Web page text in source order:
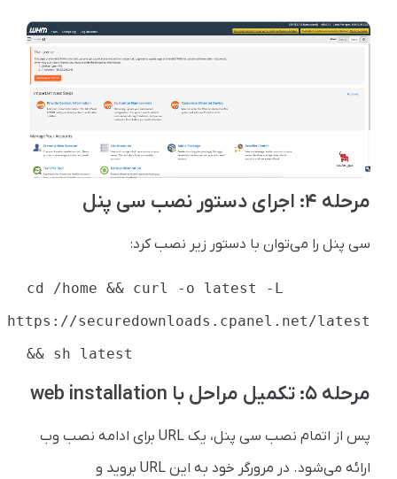
مرحله ۴: اجرای دستور نصب سی پنل
سی پنل را می‌توان با دستور زیر نصب کرد:
cd /home && curl -o latest -L
https://securedownloads.cpanel.net/latest
&& sh latest
مرحله ۵: تکمیل مراحل با web installation
پس از اتمام نصب سی پنل، یک URL برای ادامه نصب وب
ارائه می‌شود. در مرورگر خود به این URL بروید و